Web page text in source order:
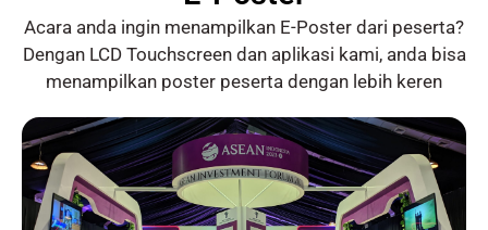
Acara anda ingin menampilkan E-Poster dari peserta?
Dengan LCD Touchscreen dan aplikasi kami, anda bisa
menampilkan poster peserta dengan lebih keren